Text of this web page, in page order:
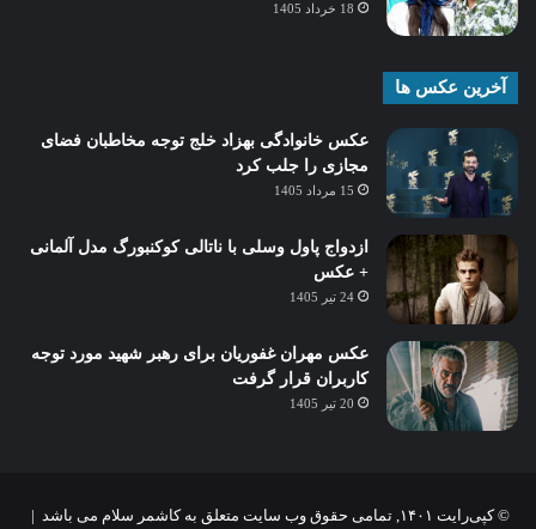
18 خرداد 1405
آخرین عکس ها
عکس خانوادگی بهزاد خلج توجه مخاطبان فضای
مجازی را جلب کرد
15 مرداد 1405
ازدواج پاول وسلی با ناتالی کوکنبورگ مدل آلمانی
+ عکس
24 تیر 1405
عکس مهران غفوریان برای رهبر شهید مورد توجه
کاربران قرار گرفت
20 تیر 1405
© کپی‌رایت ۱۴۰۱, تمامی حقوق وب سایت متعلق به کاشمر سلام می باشد |